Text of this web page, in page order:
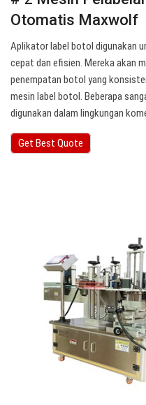
Otomatis Maxwolf
Aplikator label botol digunakan
cepat dan efisien. Mereka akan
penempatan botol yang
mesin label botol. Beberapa
digunakan dalam lingkungan
Get Best Quote